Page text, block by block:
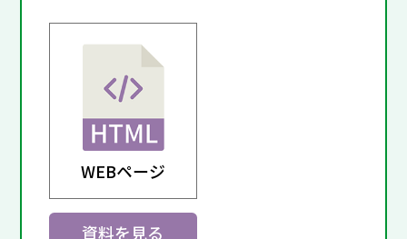
WEBページ
資料を見る